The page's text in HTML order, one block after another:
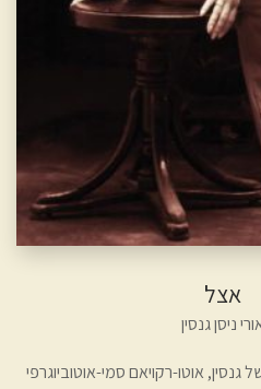
אצל
ניסן גנסין
גנסין, אוטו-רקויאם סמי-אוטוביוגרפי